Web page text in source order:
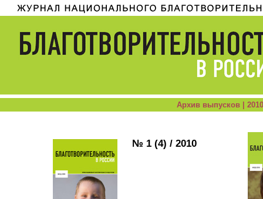
Архив выпусков | 2010
№ 1 (4) / 2010